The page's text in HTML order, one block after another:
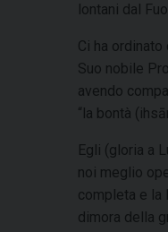
lontani dal
Ci ha
Suo nobile
avendo
“la bontà
Egli (gloria a
noi meglio
completa e la
dimora della